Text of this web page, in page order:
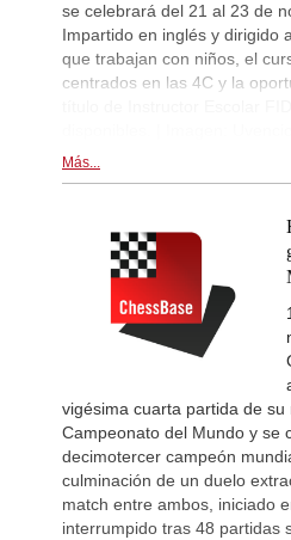
se celebrará del 21 al 23 de
Impartido en inglés y dirigido
que trabajan con niños, el
centrados en las 4C y la
Más...
vigésima cuarta partida de su
Campeonato del Mundo y se
decimotercer campeón
culminación de un duelo
match entre ambos, iniciado
interrumpido tras 48 partidas